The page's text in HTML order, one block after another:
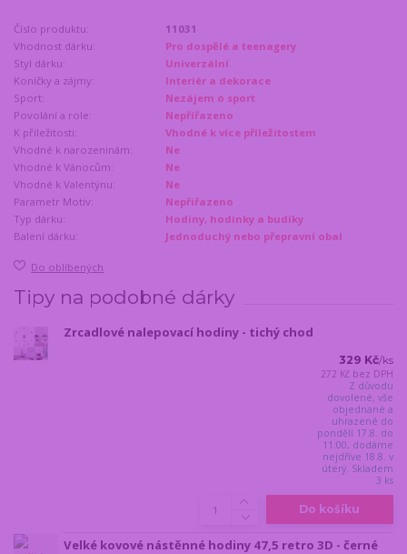
Číslo produktu:
11031
Vhodnost dárku:
Pro dospělé a teenagery
Styl dárku:
Univerzální
Koníčky a zájmy:
Interiér a dekorace
Sport:
Nezájem o sport
Povolání a role:
Nepřířazeno
K příležitosti:
Vhodné k více příležitostem
Vhodné k narozeninám:
Ne
Vhodné k Vánocům:
Ne
Vhodné k Valentýnu:
Ne
Parametr Motiv:
Nepřiřazeno
Typ dárku:
Hodiny, hodinky a budíky
Balení dárku:
Jednoduchý nebo přepravní obal
Do oblíbených
Tipy na podobné dárky
Zrcadlové nalepovací hodiny - tichý chod
329 Kč/ks
272 Kč bez DPH
Z důvodu
dovolené, vše
objednané a
uhrazené do
pondělí 17.8. do
11:00, dodáme
nejdříve 18.8. v
úterý. Skladem
3 ks
Do košíku
Velké kovové nástěnné hodiny 47,5 retro 3D - černé